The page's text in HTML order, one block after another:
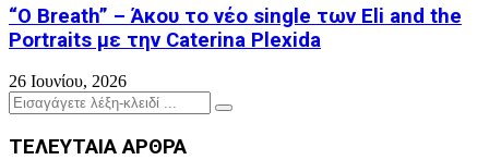
“O Breath” – Άκου το νέο single των Eli and the
Portraits με την Caterina Plexida
26 Ιουνίου, 2026
Search
for:
Search
ΤΕΛΕΥΤΑΙΑ ΑΡΘΡΑ